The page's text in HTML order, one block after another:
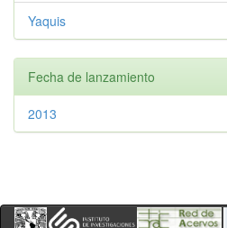
Yaquis
Fecha de lanzamiento
2013